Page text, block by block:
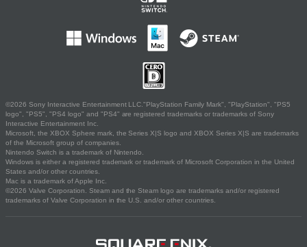
©2026 Sony Interactive Entertainment LLC."PlayStation Family Mark", "PlayStation", "PS5
logo", "PS5", "PS4 logo" and "PS4" are registered trademarks or trademarks of Sony
Interactive Entertainment Inc.
Microsoft, the XBOX Sphere mark, the Series X|S logo and XBOX Series X|S are trademarks
of the Microsoft group of companies.
Nintendo Switch is a trademark of Nintendo.
Windows is either a registered trademark or trademark of Microsoft Corporation in the United
States and/or other countries.
Mac is a trademark of Apple Inc.
©2026 Valve Corporation. Steam and the Steam logo are trademarks and/or registered
trademarks of Valve Corporation in the U.S. and/or other countries.